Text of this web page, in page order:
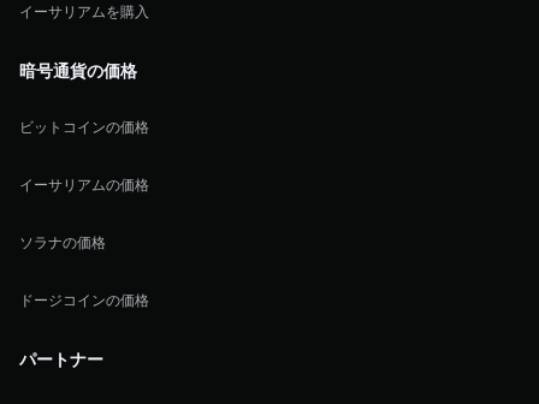
イーサリアムを購入
暗号通貨の価格
ビットコインの価格
イーサリアムの価格
ソラナの価格
ドージコインの価格
パートナー